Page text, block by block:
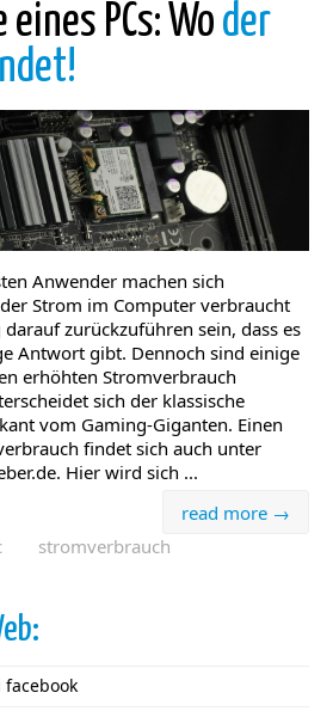
PCs: Wo der
Anwender machen sich
Strom im Computer verbraucht
zurückzuführen sein, dass es
Antwort gibt. Dennoch sind einige
erhöhten Stromverbrauch
sich der klassische
vom Gaming-Giganten. Einen
findet sich auch unter
Hier wird sich ...
read more →
stromverbrauch